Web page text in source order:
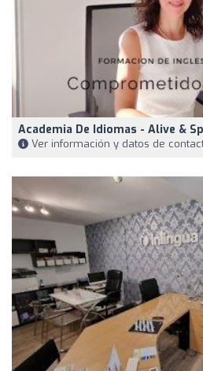
Academia De Idiomas - Alive &
Ver información y datos de